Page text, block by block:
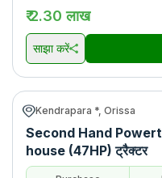
₹ 2.30 लाख
साझा करें
Kendrapara *, Orissa
Second Hand
house (47HP) ट्रैक्टर